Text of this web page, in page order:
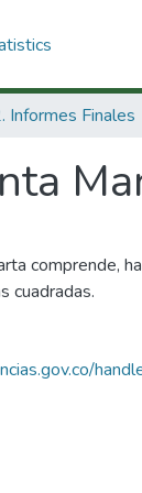
Informes Finales
comprende,
cuadradas.